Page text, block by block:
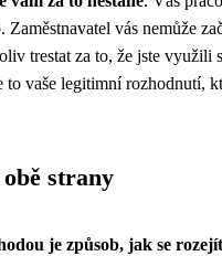
vás nemůže
trestat za to, že jste využili
vaše legitimní rozhodnutí,
strany
je způsob, jak se